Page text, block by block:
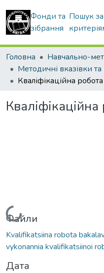
Фонди та
зібрання
Пошук за
Головна
Вантажиться...
Файли
Kvalifikatsiina robota
vykonannia kvalifikatsiinoi
Дата